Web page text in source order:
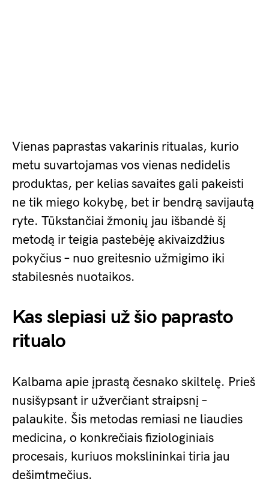
Vienas paprastas vakarinis ritualas, kurio
metu suvartojamas vos vienas nedidelis
produktas, per kelias savaites gali pakeisti
ne tik miego kokybę, bet ir bendrą savijautą
ryte. Tūkstančiai žmonių jau išbandė šį
metodą ir teigia pastebėję akivaizdžius
pokyčius – nuo greitesnio užmigimo iki
stabilesnės nuotaikos.
Kas slepiasi už šio paprasto
ritualo
Kalbama apie įprastą česnako skiltelę. Prieš
nusišypsant ir užverčiant straipsnį –
palaukite. Šis metodas remiasi ne liaudies
medicina, o konkrečiais fiziologiniais
procesais, kuriuos mokslininkai tiria jau
dešimtmečius.